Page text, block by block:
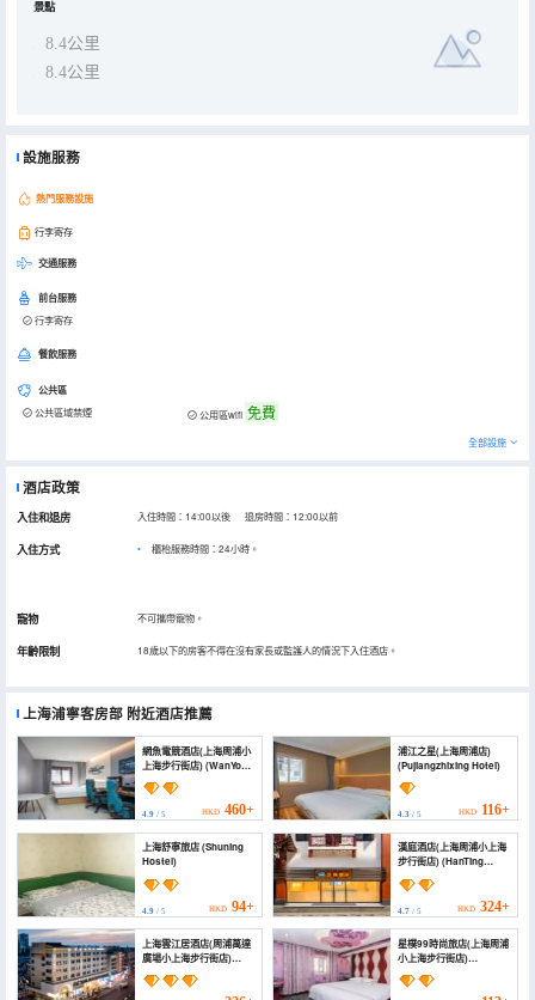
景點
8.4公里
8.4公里
設施服務
熱門服務設施
行李寄存
交通服務
前台服務
行李寄存
餐飲服務
公共區
公共區域禁煙 公用區wifi 免費
全部設施
酒店政策
入住和退房 入住時間：14:00以後 退房時間：12:00以前
入住方式 櫃枱服務時間：24小時。
寵物 不可攜帶寵物。
年齡限制 18歲以下的房客不得在沒有家長或監護人的情況下入住酒店。
上海浦寧客房部 附近酒店推薦
網魚電競酒店(上海周浦小
上海步行街店) (WanYoo
Esports Hotel
(Shanghai Zhoupu
Xiaoshanghai
Pedestrian Street))
4.9 / 5 HKD 460+
浦江之星(上海周浦店)
(Pujiangzhixing Hotel)
4.3/ 5 HKD 116+
上海舒寧旅店 (Shuning
Hostel)
4.9 / 5 HKD 94+
漢庭酒店(上海周浦小上海
步行街店) (HanTing
Hotel (Shanghai
Zhoupu Little Shanghai
Pedestrian Street))
4.7/ 5 HKD 324+
上海雲江居酒店(周浦萬達
廣場小上海步行街店)
(Yunjiangju Hotel (
ShangHai Zhoupu
星樸99時尚旅店(上海周浦
小上海步行街店)
(Shanghai Xingpu 99
Fashion Hotel)